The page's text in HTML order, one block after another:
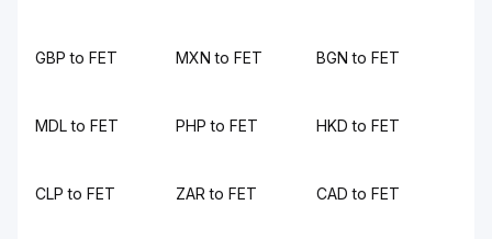
GBP to FET MXN to FET BGN to FET
MDL to FET PHP to FET HKD to FET
CLP to FET ZAR to FET CAD to FET